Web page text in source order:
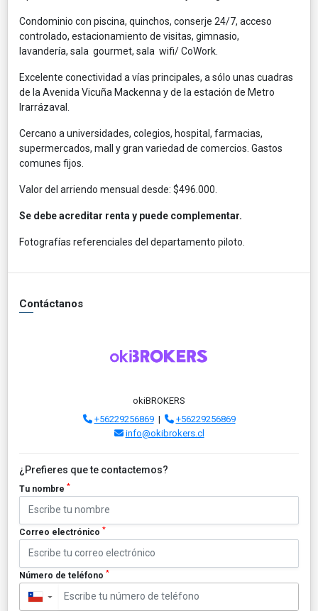
Condominio con piscina, quinchos, conserje 24/7, acceso
controlado, estacionamiento de visitas, gimnasio,
lavandería, sala gourmet, sala wifi/ CoWork.
Excelente conectividad a vías principales, a sólo unas cuadras
de la Avenida Vicuña Mackenna y de la estación de Metro
Irarrázaval.
Cercano a universidades, colegios, hospital, farmacias,
supermercados, mall y gran variedad de comercios. Gastos
comunes fijos.
Valor del arriendo mensual desde: $496.000.
Se debe acreditar renta y puede complementar.
Fotografías referenciales del departamento piloto.
Contáctanos
okiBROKERS
+56229256869|
+56229256869
info@okibrokers.cl
¿Prefieres que te contactemos?
Tu nombre *
Correo electrónico *
Número de teléfono *
▼